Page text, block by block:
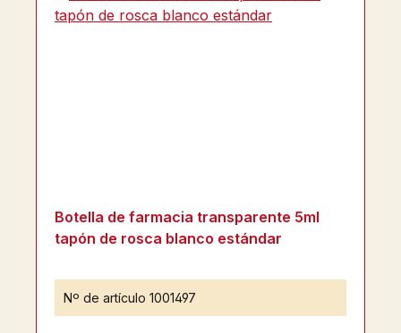
Botella de farmacia transparente 5ml
tapón de rosca blanco estándar
Nº de artículo 1001497